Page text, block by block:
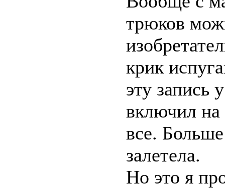
трюков
крик
эту запись
включил
все.
залетела.
Но это я